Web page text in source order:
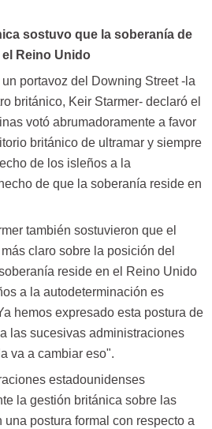
sostuvo que la soberanía de
el Reino Unido
portavoz del Downing Street -la
británico, Keir Starmer- declaró el
votó abrumadoramente a favor
británico de ultramar y siempre
de los isleños a la
de que la soberanía reside en
también sostuvieron que el
claro sobre la posición del
reside en el Reino Unido
a la autodeterminación es
hemos expresado esta postura de
las sucesivas administraciones
va a cambiar eso".
estadounidenses
la gestión británica sobre las
una postura formal con respecto a